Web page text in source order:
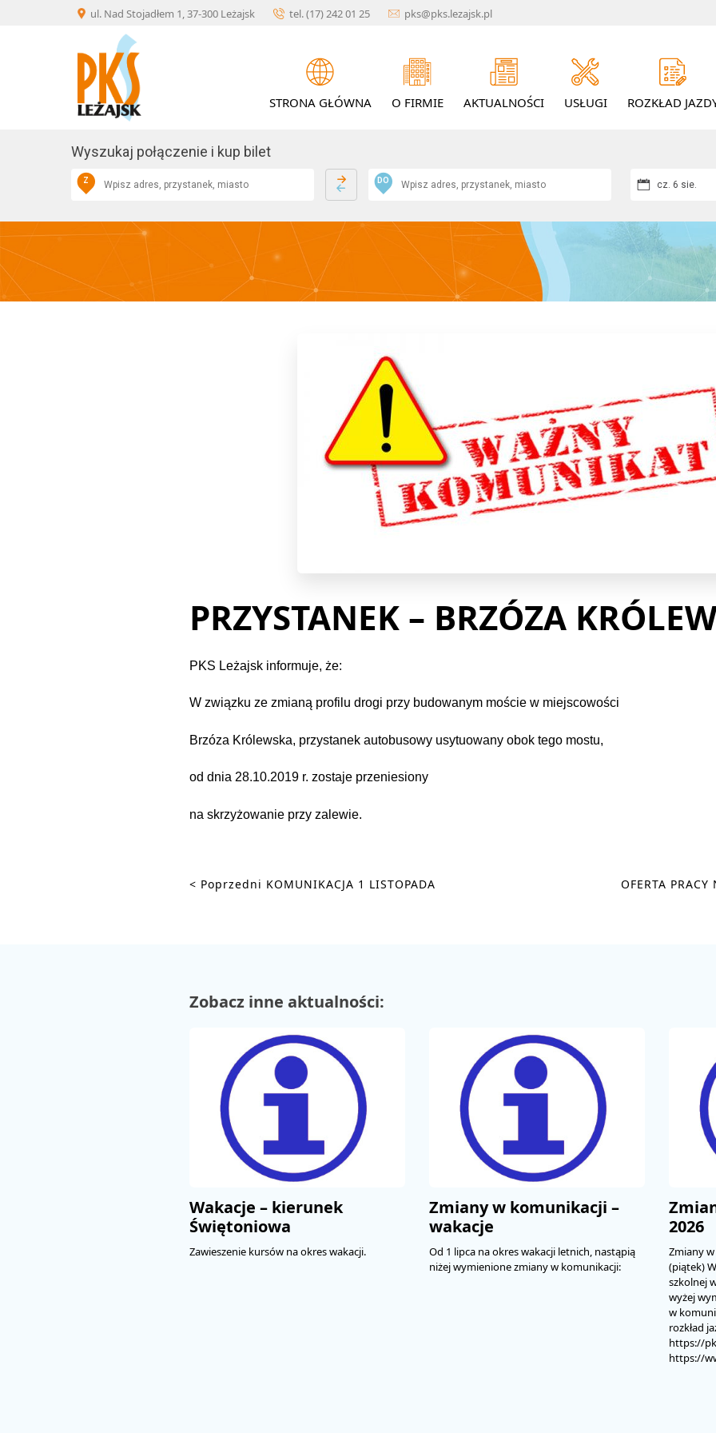
ul. Nad Stojadłem 1, 37-300 Leżajsk tel. (17) 242 01 25 pks@pks.lezajsk.pl
STRONA GŁÓWNA O FIRMIE AKTUALNOŚCI USŁUGI ROZKŁAD
Wyszukaj połączenie i kup bilet
Z DO cz. 6 sie.
PRZYSTANEK – BRZÓZA
PKS Leżajsk informuje, że:
W związku ze zmianą profilu drogi przy budowanym moście w miejscowości
Brzóza Królewska, przystanek autobusowy usytuowany obok tego mostu,
od dnia 28.10.2019 r. zostaje przeniesiony
na skrzyżowanie przy zalewie.
< Poprzedni KOMUNIKACJA 1 LISTOPADA OFERTA PRACY
Zobacz inne aktualności:
Wakacje – kierunek
Świętoniowa
Zawieszenie kursów na okres wakacji.
Zmiany w komunikacji –
wakacje
Od 1 lipca na okres wakacji letnich, nastąpią
niżej wymienione zmiany w komunikacji:
2026
Zmiany
(piątek)
szkolnej
wyżej
w
rozkład
https://
https://